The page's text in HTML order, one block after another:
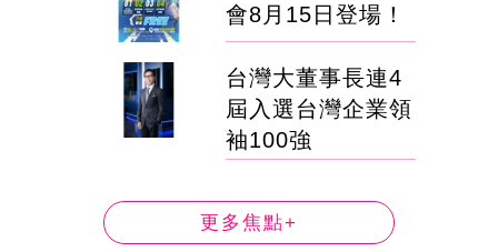
會8月15日登場！
台灣大董事長連4
屆入選台灣企業領
袖100強
更多焦點+